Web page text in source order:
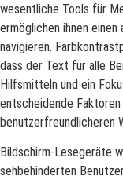
wesentliche Tools für
ermöglichen ihnen
navigieren.
dass der Text für alle
Hilfsmitteln und ein
entscheidende
benutzerfreundlicheren
Bildschirm-Lesegeräte
sehbehinderten